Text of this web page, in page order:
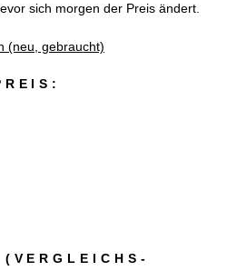
sich morgen der Preis ändert.
(neu, gebraucht)
(VERGLEICHS­